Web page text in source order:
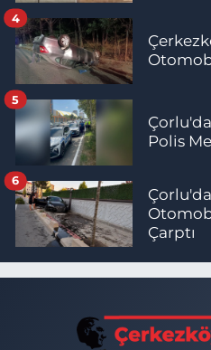
4
Polis
5
Çarptı
6